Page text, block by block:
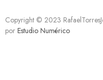
Copyright © 2023
por Estudio Numérico